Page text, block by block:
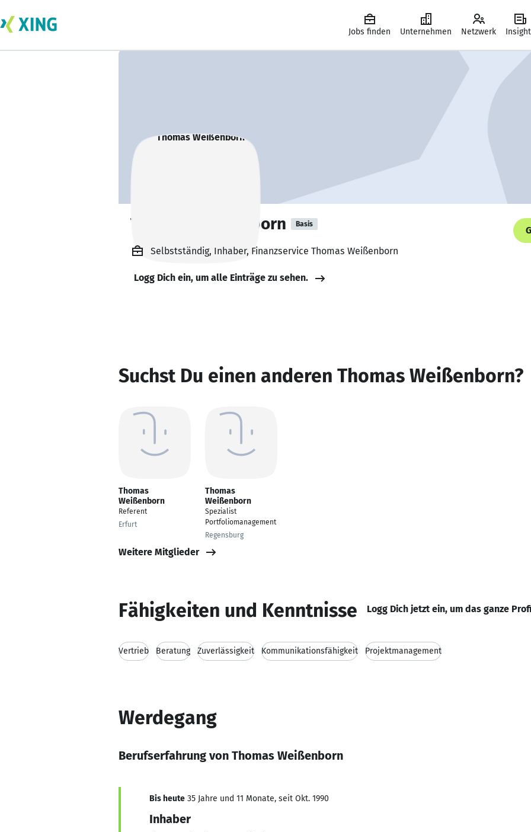
Jobs finden Unternehmen Netzwerk
Thomas Weißenborn Basis
Selbstständig, Inhaber, Finanzservice Thomas Weißenborn
Logg Dich ein, um alle Einträge zu sehen.
Suchst Du einen anderen Thomas Weißenborn?
Thomas
Weißenborn
Referent
Erfurt
Thomas
Weißenborn
Spezialist
Portfoliomanagement
Regensburg
Weitere Mitglieder
Fähigkeiten und Kenntnisse Logg Dich jetzt ein, um das ganze
Vertrieb Beratung Zuverlässigkeit Kommunikationsfähigkeit Projektmanagement
Werdegang
Berufserfahrung von Thomas Weißenborn
Bis heute 35 Jahre und 11 Monate, seit Okt. 1990
Inhaber